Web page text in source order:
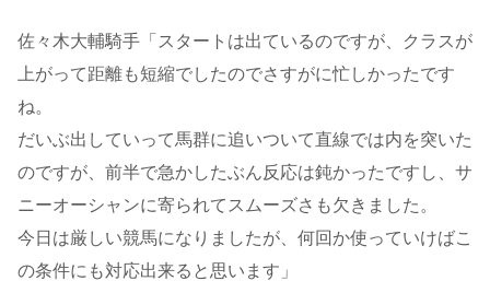
佐々木大輔騎手「スタートは出ているのですが、クラスが
上がって距離も短縮でしたのでさすがに忙しかったです
ね。
だいぶ出していって馬群に追いついて直線では内を突いた
のですが、前半で急かしたぶん反応は鈍かったですし、サ
ニーオーシャンに寄られてスムーズさも欠きました。
今日は厳しい競馬になりましたが、何回か使っていけばこ
の条件にも対応出来ると思います」